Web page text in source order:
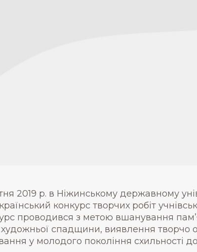
2019 р. в Ніжинському державному
конкурс творчих робіт
проводився з метою вшанування
спадщини, виявлення творчо
у молодого покоління схильності